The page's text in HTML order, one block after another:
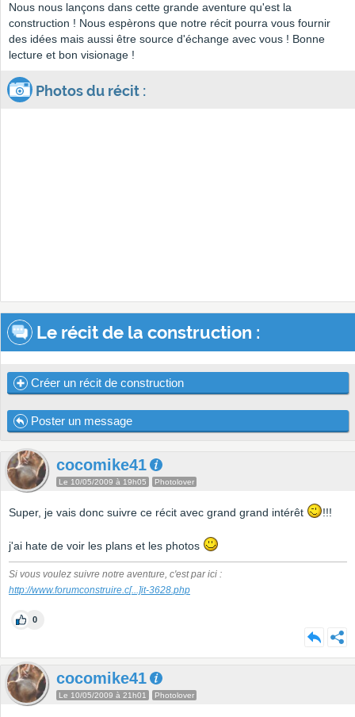
Nous nous lançons dans cette grande aventure qu'est la
construction ! Nous espèrons que notre récit pourra vous fournir
des idées mais aussi être source d'échange avec vous ! Bonne
lecture et bon visionage !
Photos du récit :
Le récit de la construction :
Créer un récit de construction
Poster un message
cocomike41
Le 10/05/2009 à 19h05 Photolover
Super, je vais donc suivre ce récit avec grand grand intérêt !!!
j'ai hate de voir les plans et les photos
Si vous voulez suivre notre aventure, c'est par ici :
http://www.forumconstruire.c[...]it-3628.php
0
cocomike41
Le 10/05/2009 à 21h01 Photolover